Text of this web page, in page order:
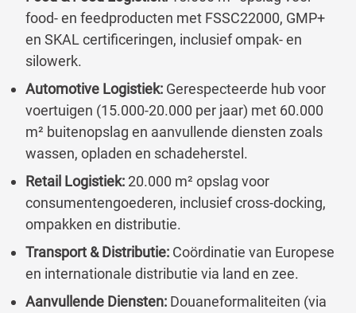
food- en feedproducten met FSSC22000, GMP+
en SKAL certificeringen, inclusief ompak- en
silowerk.
Automotive Logistiek: Gerespecteerde hub voor
voertuigen (15.000-20.000 per jaar) met 60.000
m² buitenopslag en aanvullende diensten zoals
wassen, opladen en schadeherstel.
Retail Logistiek:20.000 m² opslag voor
consumentengoederen, inclusief cross-docking,
ompakken en distributie.
Transport & Distributie: Coördinatie van Europese
en internationale distributie via land en zee.
Aanvullende Diensten: Douaneformaliteiten (via